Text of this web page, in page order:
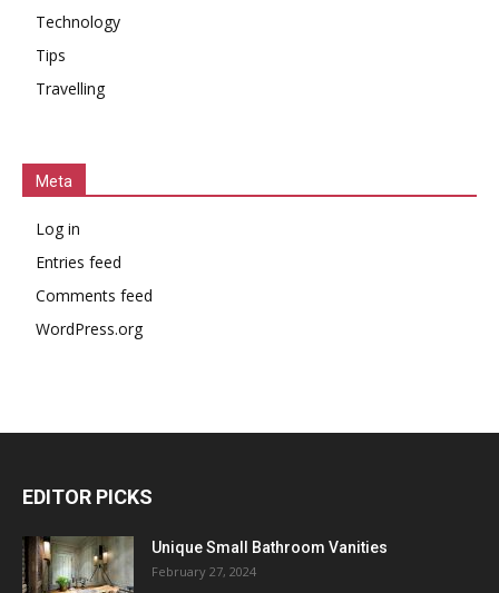
Technology
Tips
Travelling
Meta
Log in
Entries feed
Comments feed
WordPress.org
EDITOR PICKS
Unique Small Bathroom Vanities
February 27, 2024